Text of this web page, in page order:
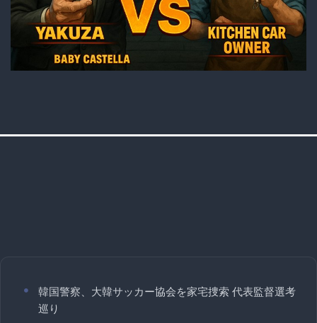
韓国警察、大韓サッカー協会を家宅捜索 代表監督選考
巡り